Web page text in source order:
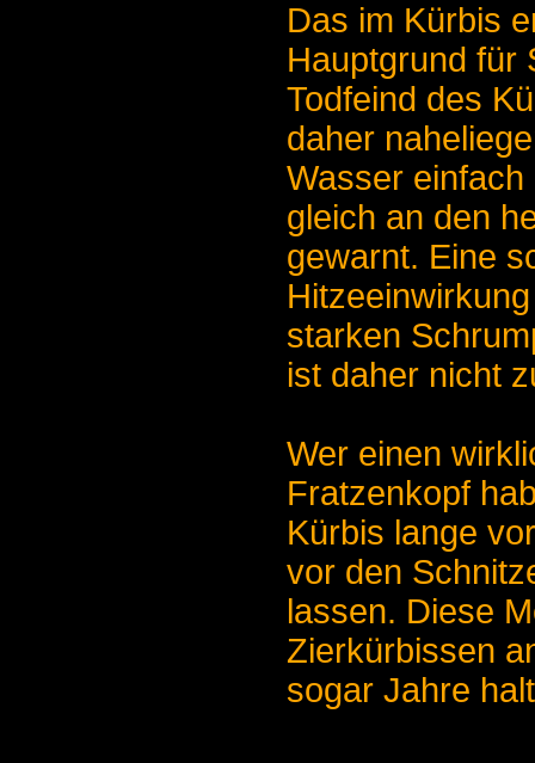
Das im Kürbis
Hauptgrund für
Todfeind des
daher
Wasser
gleich an den
gewarnt. Eine
starken
ist daher nicht
Wer einen
Fratzenkopf
Kürbis lange
vor den
lassen. Diese
Zierkürbissen
sogar Jahre